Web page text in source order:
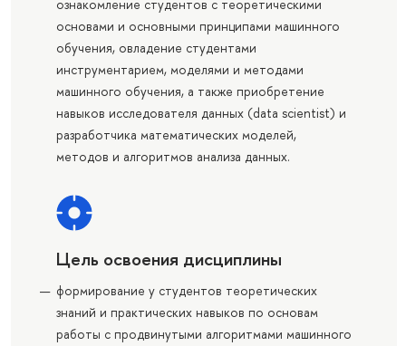
ознакомление студентов с теоретическими
основами и основными принципами машинного
обучения, овладение студентами
инструментарием, моделями и методами
машинного обучения, а также приобретение
навыков исследователя данных (data scientist) и
разработчика математических моделей,
методов и алгоритмов анализа данных.
Цель освоения дисциплины
формирование у студентов теоретических
знаний и практических навыков по основам
работы с продвинутыми алгоритмами машинного